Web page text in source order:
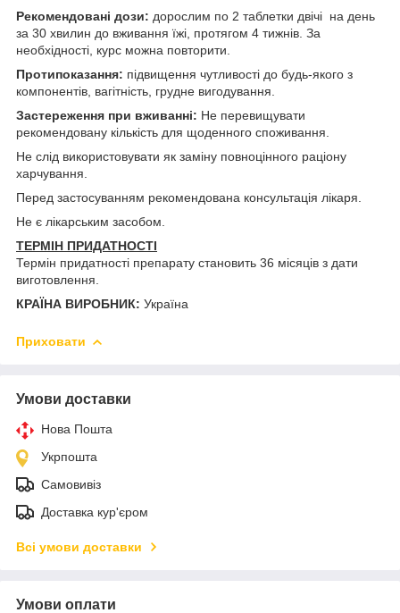
Рекомендовані дози: дорослим по 2 таблетки двічі на день
за 30 хвилин до вживання їжі, протягом 4 тижнів. За
необхідності, курс можна повторити.
Протипоказання: підвищення чутливості до будь-якого з
компонентів, вагітність, грудне вигодування.
Застереження при вживанні: Не перевищувати
рекомендовану кількість для щоденного споживання.
Не слід використовувати як заміну повноцінного раціону
харчування.
Перед застосуванням рекомендована консультація лікаря.
Не є лікарським засобом.
ТЕРМІН ПРИДАТНОСТІ
Термін придатності препарату становить 36 місяців з дати
виготовлення.
КРАЇНА ВИРОБНИК: Україна
Приховати
Умови доставки
Нова Пошта
Укрпошта
Самовивіз
Доставка кур'єром
Всі умови доставки
Умови оплати